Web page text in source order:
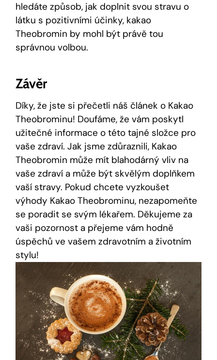
hledáte způsob, jak doplnit svou stravu o
látku s pozitivními účinky, kakao
Theobromin by⁣ mohl být právě tou
⁣správnou volbou.
Závěr
Díky, že jste si přečetli náš článek o Kakao
Theobrominu! Doufáme, že vám poskytl
užitečné ⁤informace o této tajné složce pro
vaše zdraví. Jak jsme zdůraznili, Kakao
Theobromin může mít blahodárný ⁢vliv na
vaše zdraví⁤ a ‍může být skvělým doplňkem
vaší stravy. Pokud chcete vyzkoušet
výhody Kakao Theobrominu, nezapomeňte
se poradit se svým lékařem. Děkujeme‍ za
vaši pozornost a přejeme‍ vám hodně
úspěchů ve vašem zdravotním a životním
⁣stylu!